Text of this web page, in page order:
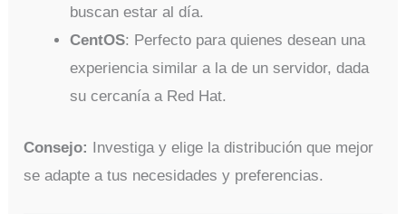
buscan estar al día.
CentOS: Perfecto para quienes desean una
experiencia similar a la de un servidor, dada
su cercanía a Red Hat.
Consejo: Investiga y elige la distribución que mejor
se adapte a tus necesidades y preferencias.